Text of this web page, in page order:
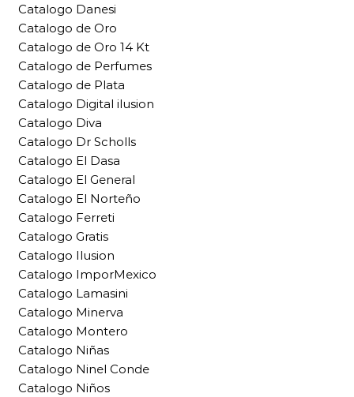
Catalogo Danesi
Catalogo de Oro
Catalogo de Oro 14 Kt
Catalogo de Perfumes
Catalogo de Plata
Catalogo Digital ilusion
Catalogo Diva
Catalogo Dr Scholls
Catalogo El Dasa
Catalogo El General
Catalogo El Norteño
Catalogo Ferreti
Catalogo Gratis
Catalogo Ilusion
Catalogo ImporMexico
Catalogo Lamasini
Catalogo Minerva
Catalogo Montero
Catalogo Niñas
Catalogo Ninel Conde
Catalogo Niños